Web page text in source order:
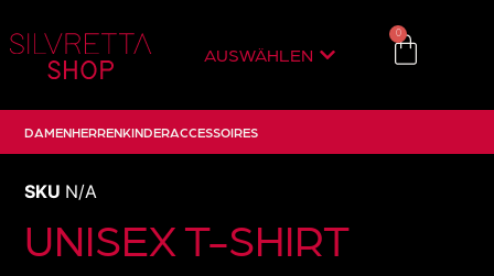
AUSWÄHLEN
0
DAMENHERRENKINDERACCESSOIRES
SKU N/A
UNISEX T-SHIRT